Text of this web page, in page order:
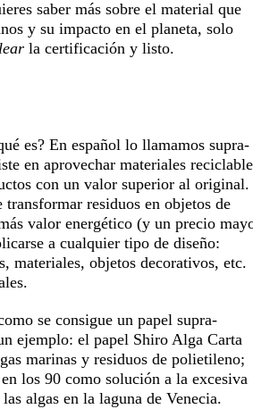
saber más sobre el material que
y su impacto en el planeta, solo
la certificación y listo.
es? En español lo llamamos supra-
en aprovechar materiales
con un valor superior al original.
transformar residuos en objetos de
valor energético (y un precio
a cualquier tipo de diseño:
materiales, objetos decorativos, etc.
se consigue un papel supra-
ejemplo: el papel Shiro Alga Carta
marinas y residuos de polietileno;
los 90 como solución a la excesiva
algas en la laguna de Venecia.